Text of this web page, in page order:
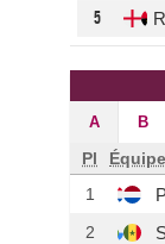
5
A B
Pl
1
2